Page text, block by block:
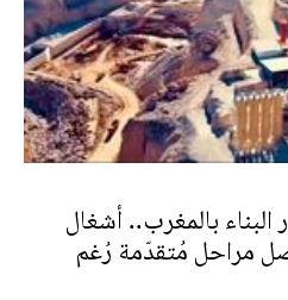
بالمغرب.. أشغال
مراحل مُتقدّمة رُغم